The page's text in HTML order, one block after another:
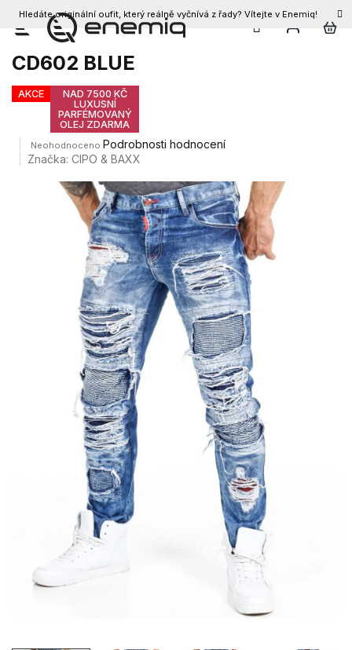
Přejít
obsah
Hledáte originální oufit, který reálně vyčnívá z řady? Vítejte v Enemiq!
CZK
Pánské džíny CIPO & BAXX
CD602 BLUE
AKCE
NAD 7500 KČ
LUXUSNÍ
PARFÉMOVANÝ
OLEJ ZDARMA
Průměrné
hodnocení
Neohodnoceno Podrobnosti hodnocení
Značka:CIPO & BAXX